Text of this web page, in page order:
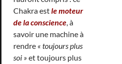
Chakra estle moteur
de la conscience, à
savoir une machine à
rendre « toujours plus
soi » et toujours plus